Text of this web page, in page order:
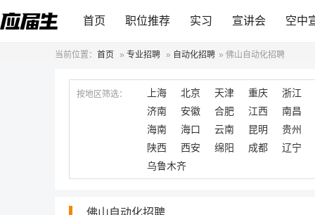
首页 职位推荐 实习 宣讲会 空中
当前位置： 首页 » 专业招聘 » 自动化招聘 » 佛山自动化招聘
按地区筛选： 上海 北京 天津 重庆
浙江
济南
安徽 合肥 江西
南昌
海南
海口 云南 昆明
贵州
陕西
西安 绵阳 成都
辽宁
乌鲁木齐
佛山自动化招聘